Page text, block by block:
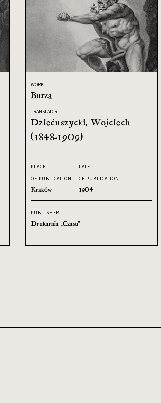
WORK
Burza
TRANSLATOR
Dzieduszycki, Wojciech
(1848-1909)
PLACE
OF PUBLICATION
Kraków
DATE
OF PUBLICATION
1904
PUBLISHER
Drukarnia „Czasu”